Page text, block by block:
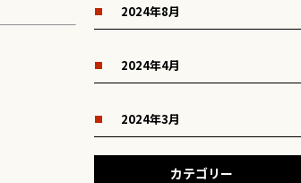
2024年8月
2024年4月
2024年3月
カテゴリー